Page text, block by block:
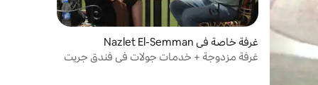
غرفة خاصة في Nazlet El-Semman
غرفة مزدوجة + خدمات جولات في فندق جريت